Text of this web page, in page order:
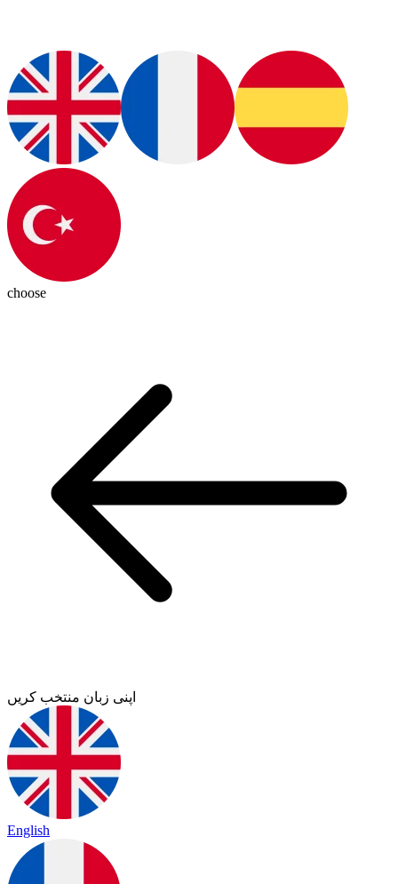
choose
اپنی زبان منتخب کریں
English